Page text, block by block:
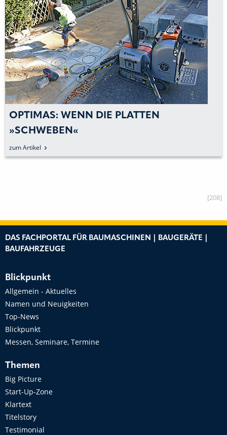
OPTIMAS: WENN DIE PLATTEN
»SCHWEBEN«
zum Artikel
[208]
DAS FACHPORTAL FÜR BAUMASCHINEN | BAUGERÄTE |
BAUFAHRZEUGE
Blickpunkt
Allgemein - Aktuelles
Namen und Neuigkeiten
Top-News
Blickpunkt
Messen, Seminare, Termine
Themen
Big Picture
Start-Up-Zone
Klartext
Titelstory
Testimonial